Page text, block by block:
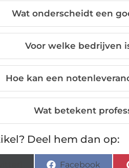
Wat onderscheidt een
Voor welke bedrijven
Hoe kan een
Wat betekent
Deel hem dan op:
Facebook